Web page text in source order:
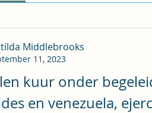
Middlebrooks
Middlebrooks
11, 2023
kuur onder
en venezuela,